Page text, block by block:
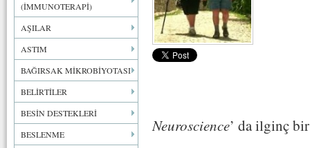
(İMMUNOTERAPİ)
AŞILAR
ASTIM
BAĞIRSAK MİKROBİYOTASI
BELİRTİLER
BESİN DESTEKLERİ
BESLENME
Neuroscience’ da ilginç bir